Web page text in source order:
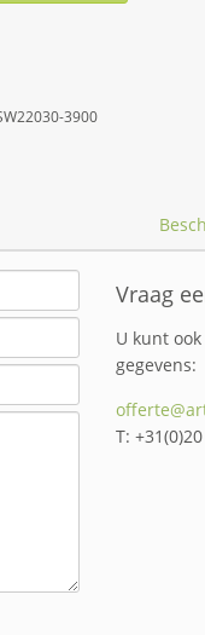
3900
Vraag
U kunt
gegevens:
T: